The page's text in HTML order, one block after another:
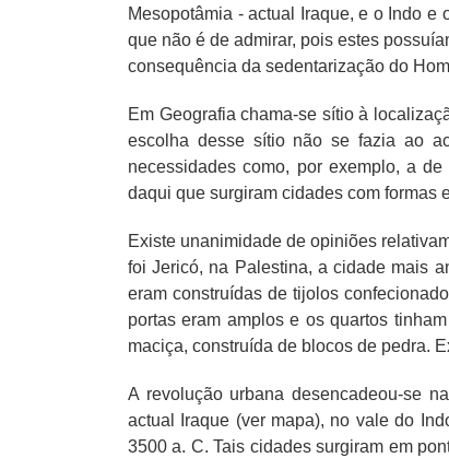
Mesopotâmia - actual Iraque, e o Indo
que não é de admirar, pois estes
consequência da sedentarização do
Em Geografia chama-se sítio à
escolha desse sítio não se fazia ao
necessidades como, por exemplo, a
daqui que surgiram cidades com formas
Existe unanimidade de opiniões
foi Jericó, na Palestina, a cidade mais
eram construídas de tijolos
portas eram amplos e os quartos
maciça, construída de blocos de pedra.
A revolução urbana desencadeou-se
actual Iraque (ver mapa), no vale do
3500 a. C. Tais cidades surgiram em